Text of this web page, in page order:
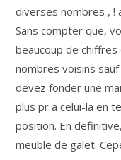
diverses nombres , !
Sans compter que,
beaucoup de
nombres voisins
devez fonder une
plus pr a celui-la en
position. En
meuble de galet.